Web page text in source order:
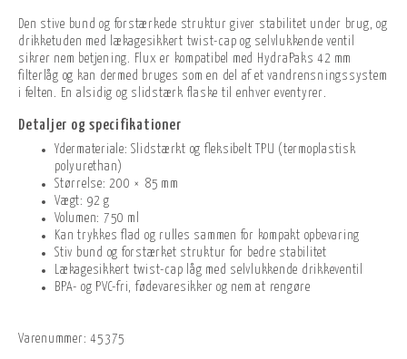
Den stive bund og forstærkede struktur giver stabilitet under brug, og
drikketuden med lækagesikkert twist-cap og selvlukkende ventil
sikrer nem betjening. Flux er kompatibel med HydraPaks 42 mm
filterlåg og kan dermed bruges som en del af et vandrensningssystem
i felten. En alsidig og slidstærk flaske til enhver eventyrer.
Detaljer og specifikationer
Ydermateriale: Slidstærkt og fleksibelt TPU (termoplastisk
polyurethan)
Størrelse: 200 × 85 mm
Vægt: 92 g
Volumen: 750 ml
Kan trykkes flad og rulles sammen for kompakt opbevaring
Stiv bund og forstærket struktur for bedre stabilitet
Lækagesikkert twist-cap låg med selvlukkende drikkeventil
BPA- og PVC-fri, fødevaresikker og nem at rengøre
Varenummer: 45375